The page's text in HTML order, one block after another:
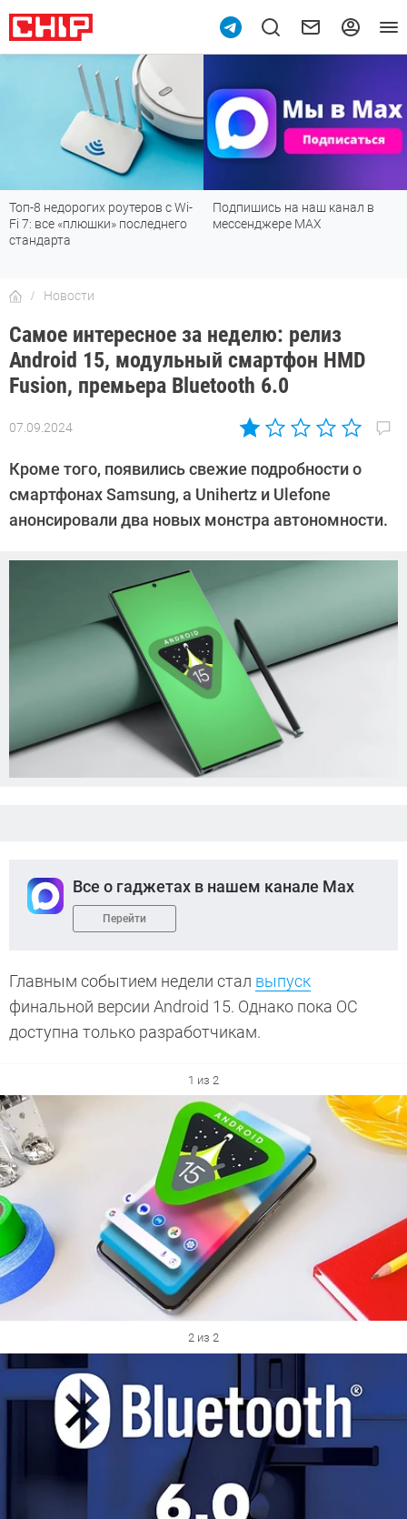
Топ-8 недорогих роутеров с Wi-
Fi 7: все «плюшки» последнего
стандарта
Подпишись на наш канал в
мессенджере МАХ
Новости
Самое интересное за неделю: релиз
Android 15, модульный смартфон HMD
Fusion, премьера Bluetooth 6.0
07.09.2024
Автор:
Калашников
Кроме того, появились свежие подробности о
смартфонах Samsung, а Unihertz и Ulefone
анонсировали два новых монстра автономности.
Все о гаджетах в нашем канале Max
Перейти
Главным событием недели стал выпуск
финальной версии Android 15. Однако пока ОС
доступна только разработчикам.
1 из 2
2 из 2